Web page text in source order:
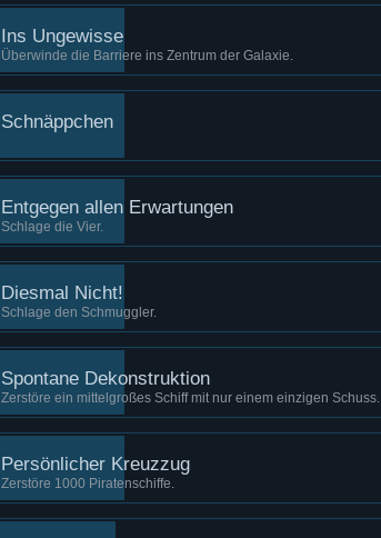
Ins Ungewisse
Überwinde die Barriere ins Zentrum der Galaxie.
Schnäppchen
Entgegen allen Erwartungen
Schlage die Vier.
Diesmal Nicht!
Schlage den Schmuggler.
Spontane Dekonstruktion
Zerstöre ein mittelgroßes Schiff mit nur einem einzigen Schuss.
Persönlicher Kreuzzug
Zerstöre 1000 Piratenschiffe.